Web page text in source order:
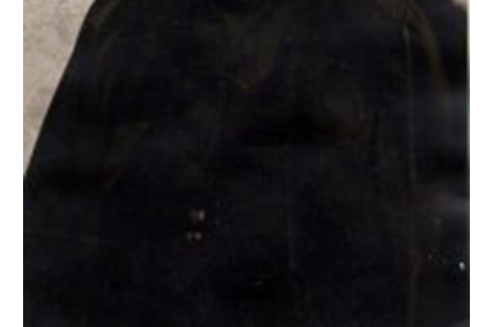
Assine e receba os conteúdos no seu e-mail.